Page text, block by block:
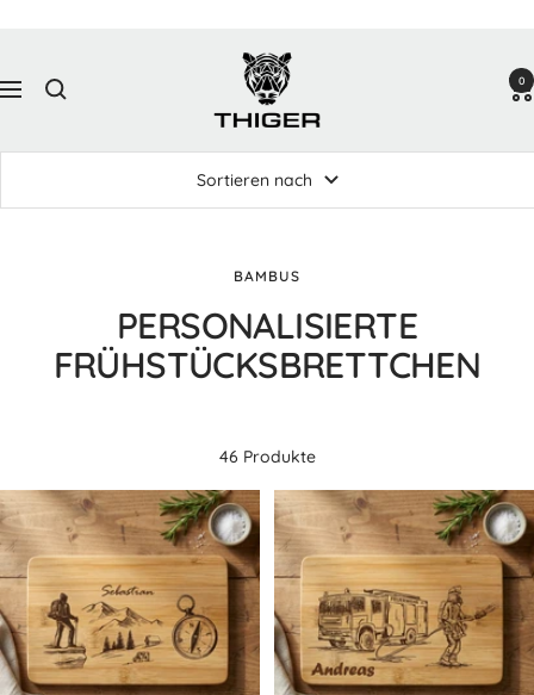
Navigation
Thiger
Design
0
Sortieren nach
BAMBUS
PERSONALISIERTE
FRÜHSTÜCKSBRETTCHEN
46 Produkte